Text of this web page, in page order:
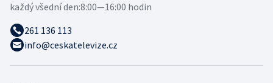
každý všední den:8:00—16:00 hodin
261 136 113
info@ceskatelevize.cz